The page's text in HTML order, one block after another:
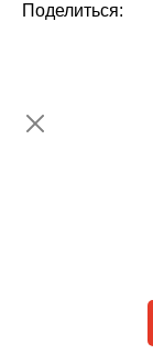
Поделиться: